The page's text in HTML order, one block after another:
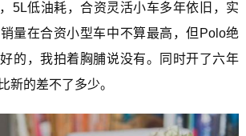
5L低油耗，合资灵活小车多年依旧，实
量在合资小型车中不算最高，但Polo绝
的，我拍着胸脯说没有。同时开了六年
新的差不了多少。